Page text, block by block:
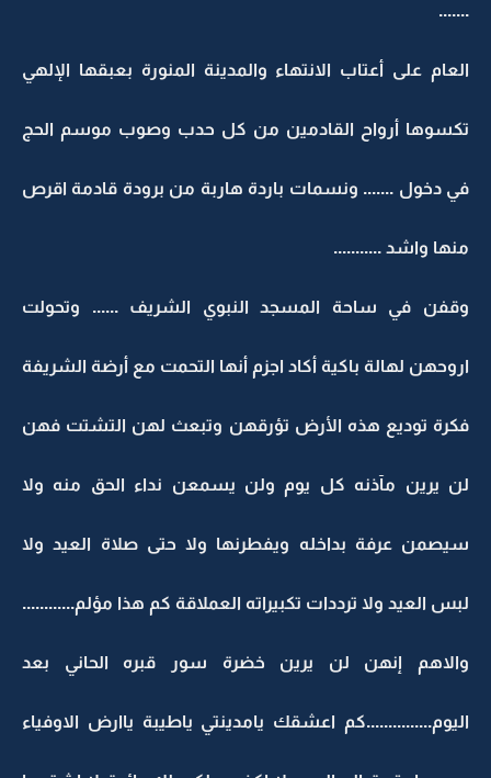
.......
العام على أعتاب الانتهاء والمدينة المنورة بعبقها الإلهي
تكسوها أرواح القادمين من كل حدب وصوب موسم الحج
في دخول ....... ونسمات باردة هاربة من برودة قادمة اقرص
منها واشد ...........
وقفن في ساحة المسجد النبوي الشريف ...... وتحولت
اروحهن لهالة باكية أكاد اجزم أنها التحمت مع أرضة الشريفة
فكرة توديع هذه الأرض تؤرقهن وتبعث لهن التشتت فهن
لن يرين مآذنه كل يوم ولن يسمعن نداء الحق منه ولا
سيصمن عرفة بداخله ويفطرنها ولا حتى صلاة العيد ولا
لبس العيد ولا ترددات تكبيراته العملاقة كم هذا مؤلم............
والاهم إنهن لن يرين خضرة سور قبره الحاني بعد
اليوم...............كم اعشقك يامدينتي ياطيبة ياارض الاوفياء